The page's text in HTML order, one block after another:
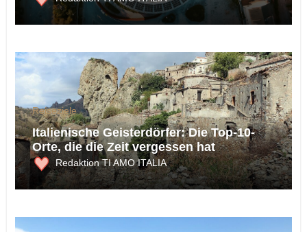
Reiseziele
Italienische Geisterdörfer: Die Top-10-
Orte, die die Zeit vergessen hat
Redaktion TI AMO ITALIA